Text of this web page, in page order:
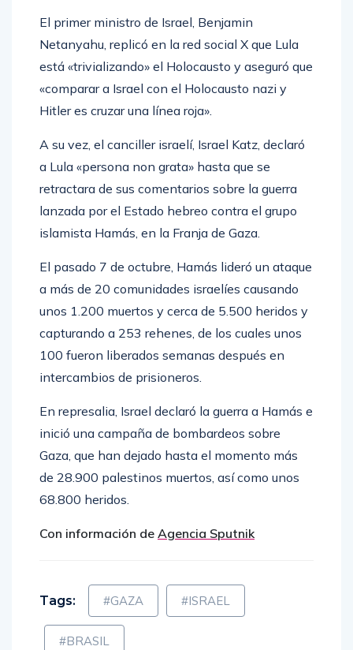
El primer ministro de Israel, Benjamin
Netanyahu, replicó en la red social X que Lula
está «trivializando» el Holocausto y aseguró que
«comparar a Israel con el Holocausto nazi y
Hitler es cruzar una línea roja».
A su vez, el canciller israelí, Israel Katz, declaró
a Lula «persona non grata» hasta que se
retractara de sus comentarios sobre la guerra
lanzada por el Estado hebreo contra el grupo
islamista Hamás, en la Franja de Gaza.
El pasado 7 de octubre, Hamás lideró un ataque
a más de 20 comunidades israelíes causando
unos 1.200 muertos y cerca de 5.500 heridos y
capturando a 253 rehenes, de los cuales unos
100 fueron liberados semanas después en
intercambios de prisioneros.
En represalia, Israel declaró la guerra a Hamás e
inició una campaña de bombardeos sobre
Gaza, que han dejado hasta el momento más
de 28.900 palestinos muertos, así como unos
68.800 heridos.
Con información de Agencia Sputnik
Tags: #GAZA #ISRAEL
#BRASIL